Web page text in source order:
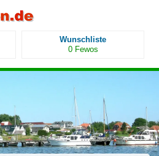
Wunschliste
0 Fewos